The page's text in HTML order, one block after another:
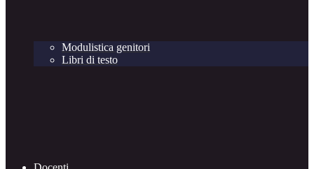
Modulistica genitori
Libri di testo